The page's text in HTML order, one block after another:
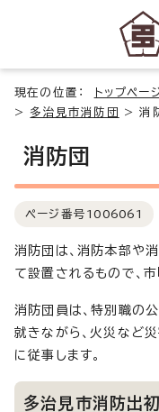
現在の位置： トップペー
>多治見市消防団 >消
消防団
ページ番号 1006061
消防団は、消防本部や
て設置されるもので、
消防団員は、特別職の
就きながら、火災など
に従事します。
多治見市消防出